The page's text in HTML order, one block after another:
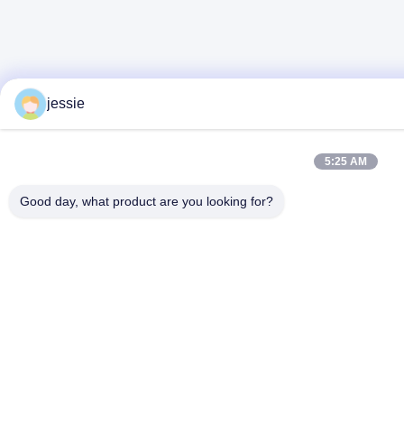
jessie
5:25 AM
Good day, what product are you looking for?